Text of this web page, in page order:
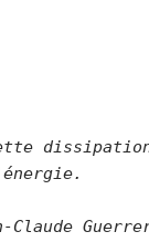
l'énergie.